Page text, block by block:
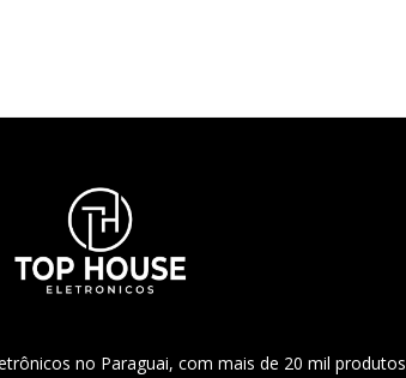
no Paraguai, com mais de 20 mil produtos